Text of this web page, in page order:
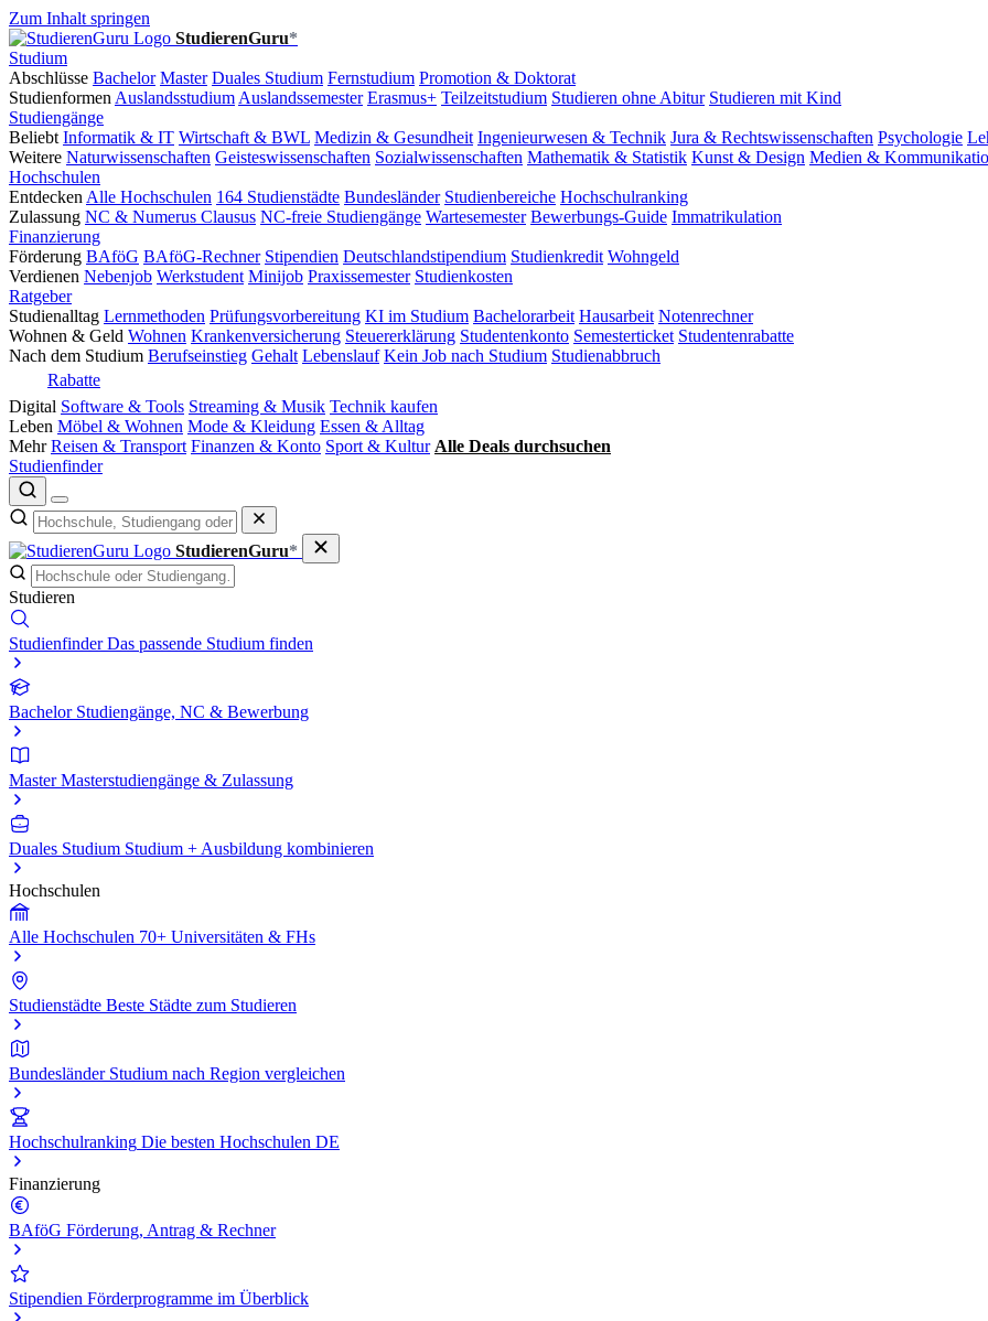
Zum Inhalt springen
StudierenGuru*
Studium
Abschlüsse Bachelor Master Duales Studium Fernstudium Promotion & Doktorat
Studienformen Auslandsstudium Auslandssemester Erasmus+ Teilzeitstudium Studieren ohne Abitur Studieren mit Kind
Studiengänge
Beliebt Informatik & IT Wirtschaft & BWL Medizin & Gesundheit Ingenieurwesen & Technik Jura & Rechtswissenschaften Psychologie
Weitere Naturwissenschaften Geisteswissenschaften Sozialwissenschaften Mathematik & Statistik Kunst & Design Medien &
Hochschulen
Entdecken Alle Hochschulen 164 Studienstädte Bundesländer Studienbereiche Hochschulranking
Zulassung NC & Numerus Clausus NC-freie Studiengänge Wartesemester Bewerbungs-Guide Immatrikulation
Finanzierung
Förderung BAföG BAföG-Rechner Stipendien Deutschlandstipendium Studienkredit Wohngeld
Verdienen Nebenjob Werkstudent Minijob Praxissemester Studienkosten
Ratgeber
Studienalltag Lernmethoden Prüfungsvorbereitung KI im Studium Bachelorarbeit Hausarbeit Notenrechner
Wohnen & Geld Wohnen Krankenversicherung Steuererklärung Studentenkonto Semesterticket Studentenrabatte
Nach dem Studium Berufseinstieg Gehalt Lebenslauf Kein Job nach Studium Studienabbruch
Rabatte
Digital Software & Tools Streaming & Musik Technik kaufen
Leben Möbel & Wohnen Mode & Kleidung Essen & Alltag
Mehr Reisen & Transport Finanzen & Konto Sport & Kultur Alle Deals durchsuchen
Studienfinder
StudierenGuru*
Studieren
Studienfinder Das passende Studium finden
Bachelor Studiengänge, NC & Bewerbung
Master Masterstudiengänge & Zulassung
Duales Studium Studium + Ausbildung kombinieren
Hochschulen
Alle Hochschulen 70+ Universitäten & FHs
Studienstädte Beste Städte zum Studieren
Bundesländer Studium nach Region vergleichen
Hochschulranking Die besten Hochschulen DE
Finanzierung
BAföG Förderung, Antrag & Rechner
Stipendien Förderprogramme im Überblick